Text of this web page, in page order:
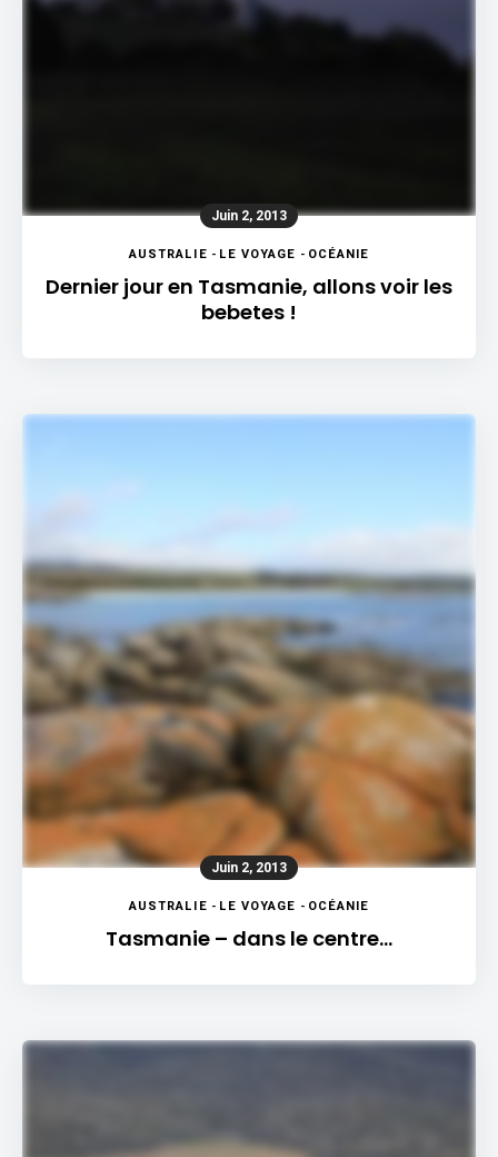
Juin 2, 2013
AUSTRALIE - LE VOYAGE - OCÉANIE
Dernier jour en Tasmanie, allons voir les
bebetes !
Juin 2, 2013
AUSTRALIE - LE VOYAGE - OCÉANIE
Tasmanie – dans le centre…